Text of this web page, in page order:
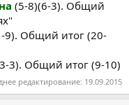
(5-8)(6-3). Общий
9). Общий итог (20-
3). Общий итог (9-10)
редактирование: 19.09.2015